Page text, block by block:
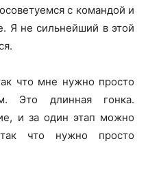
с командой и
Я не сильнейший в этой
что мне нужно просто
Это длинная гонка.
и за один этап можно
что нужно просто